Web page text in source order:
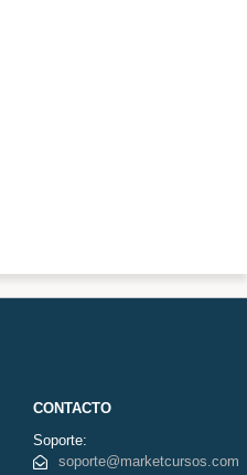
CONTACTO
Soporte:
soporte@marketcursos.com